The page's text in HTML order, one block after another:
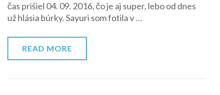
čas prišiel 04. 09. 2016, čo je aj super, lebo od dnes
už hlásia búrky. Sayuri som fotila v …
READ MORE